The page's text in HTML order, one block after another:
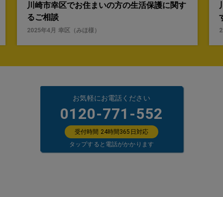
川崎市幸区でお住まいの方の生活保護に関す
るご相談
2025年4月 幸区 （みほ様）
お気軽にお電話ください
0120-771-552
受付時間 24時間365日対応
タップすると電話がかかります